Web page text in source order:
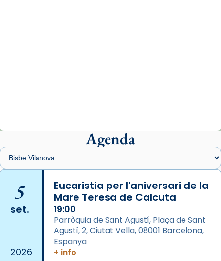
presidit aquest 27 de juliol la missa de Les
Santes de Mataró.
🔗
📸 J. Merino
Photo
View on Facebook ·
Arquebisbat de Barcelona
de Barcelona.
2 weeks ago
Agenda
5
set.
2026
Eucaristia per l'aniversari de la
Mare Teresa de Calcuta
19:00
Parròquia de Sant Agustí, Plaça de Sant
Agustí, 2, Ciutat Vella, 08001 Barcelona,
Espanya
+ info